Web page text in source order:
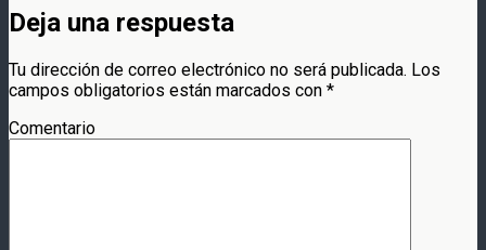
Deja una respuesta
Tu dirección de correo electrónico no será publicada. Los
campos obligatorios están marcados con *
Comentario